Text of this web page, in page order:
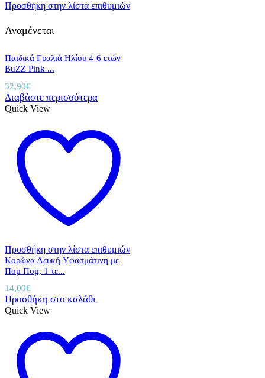
Προσθήκη στην λίστα επιθυμιών
Αναμένεται
Παιδικά Γυαλιά Ηλίου 4-6 ετών
BuZZ Pink ...
32,90€
Διαβάστε περισσότερα
Quick View
Προσθήκη στην λίστα επιθυμιών
Κορώνα Λευκή Yφασμάτινη με
Πομ Πομ, 1 τε...
14,00€
Προσθήκη στο καλάθι
Quick View